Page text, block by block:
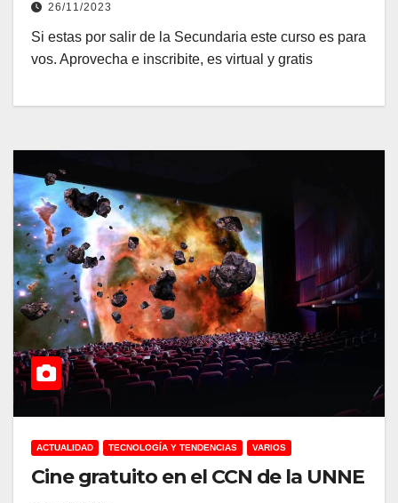
26/11/2023
Si estas por salir de la Secundaria este curso es para
vos. Aprovecha e inscribite, es virtual y gratis
ACTUALIDAD TECNOLOGÍA Y TENDENCIAS VARIOS
Cine gratuito en el CCN de la UNNE